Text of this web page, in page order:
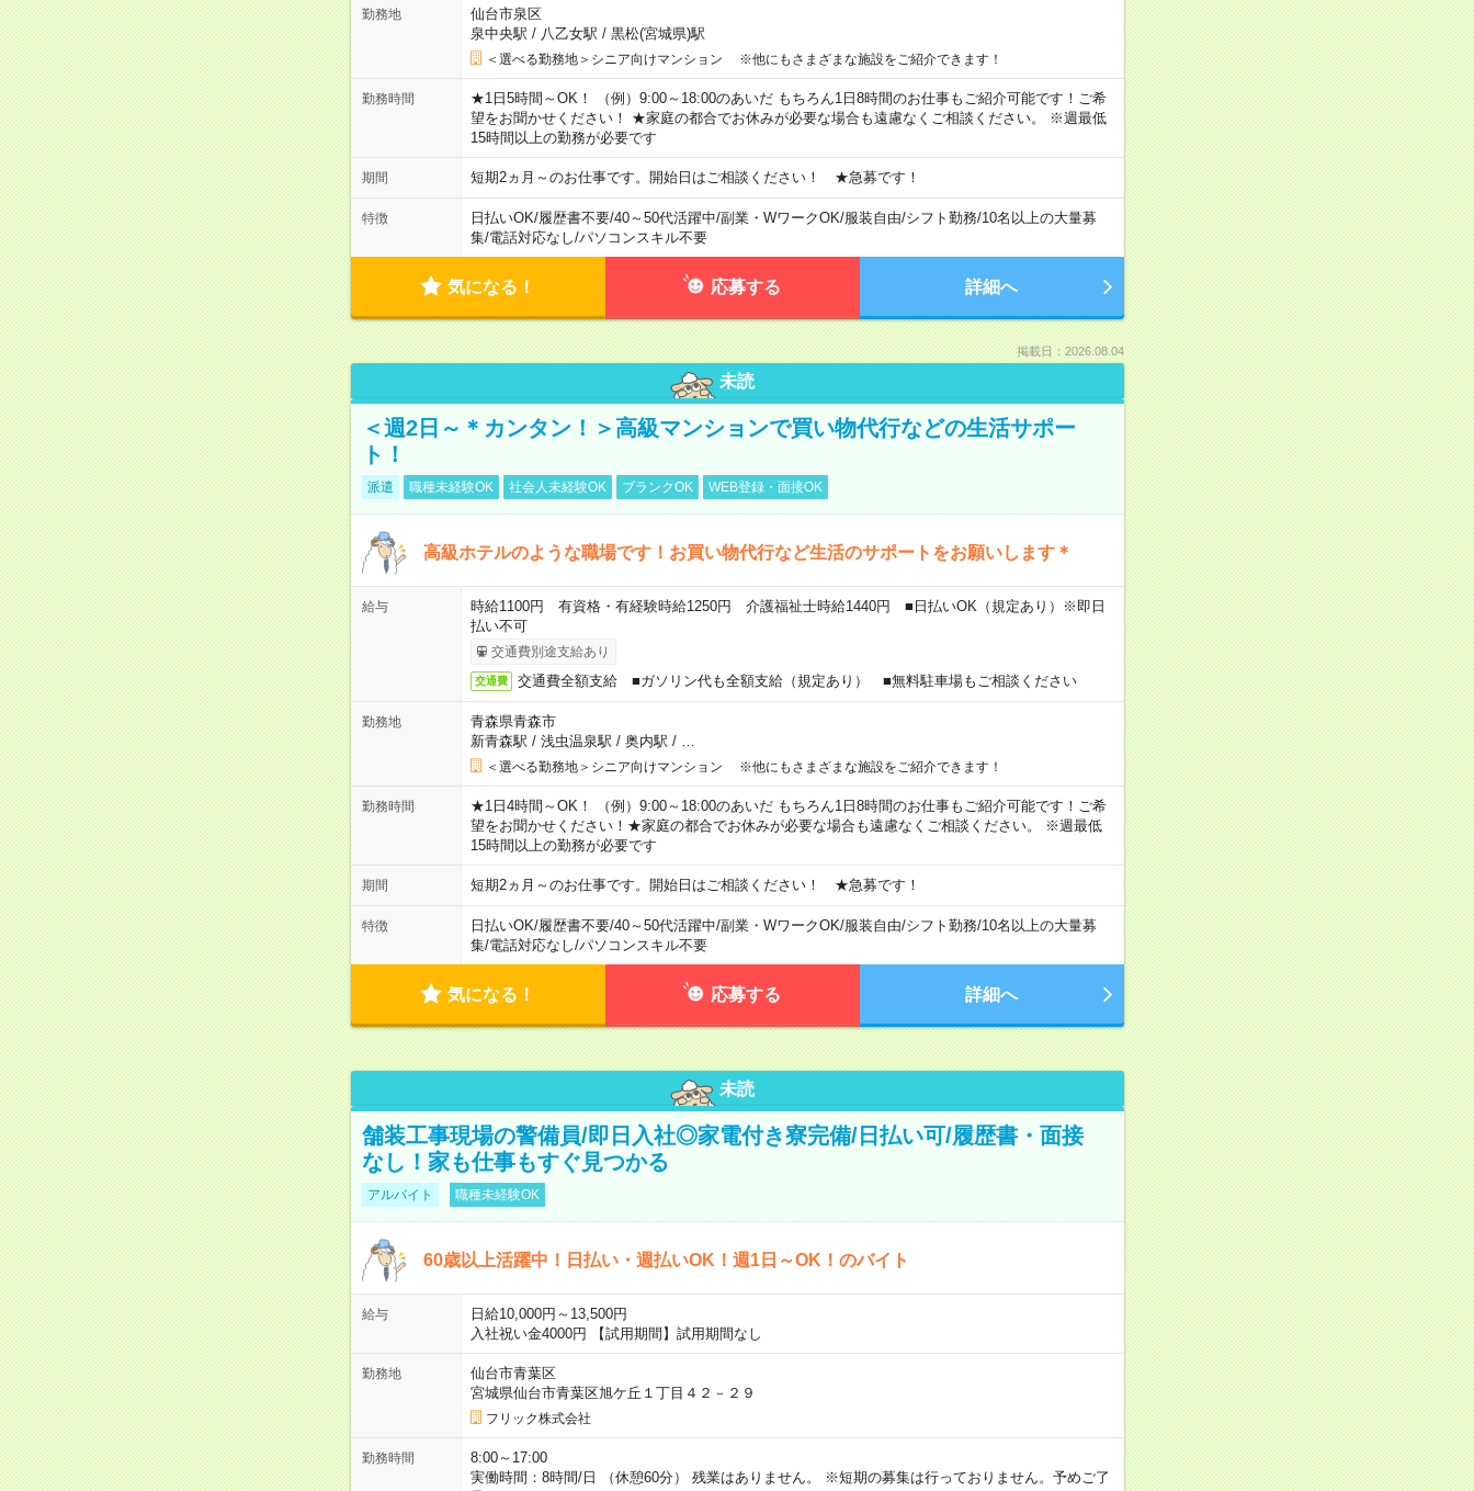
勤務地
仙台市泉区
泉中央駅 / 八乙女駅 / 黒松(宮城県)駅
＜選べる勤務地＞シニア向けマンション ※他にもさまざまな施設をご紹介できます！
勤務時間
★1日5時間～OK！ （例）9:00～18:00のあいだ もちろん1日8時間のお仕事もご紹介可能です！ご希
望をお聞かせください！ ★家庭の都合でお休みが必要な場合も遠慮なくご相談ください。 ※週最低
15時間以上の勤務が必要です
期間 短期2ヵ月～のお仕事です。開始日はご相談ください！ ★急募です！
特徴 日払いOK/履歴書不要/40～50代活躍中/副業・WワークOK/服装自由/シフト勤務/10名以上の大量募
集/電話対応なし/パソコンスキル不要
気になる！ 応募する 詳細へ
掲載日：2026.08.04
未読
＜週2日～＊カンタン！＞高級マンションで買い物代行などの生活サポー
ト！
派遣 職種未経験OK 社会人未経験OK ブランクOK WEB登録・面接OK
高級ホテルのような職場です！お買い物代行など生活のサポートをお願いします＊
給与
時給1100円 有資格・有経験時給1250円 介護福祉士時給1440円 ■日払いOK（規定あり）※即日
払い不可
交通費別途支給あり
交通費 交通費全額支給 ■ガソリン代も全額支給（規定あり） ■無料駐車場もご相談ください
勤務地
青森県青森市
新青森駅 / 浅虫温泉駅 / 奥内駅 /
＜選べる勤務地＞シニア向けマンション ※他にもさまざまな施設をご紹介できます！
勤務時間
★1日4時間～OK！ （例）9:00～18:00のあいだ もちろん1日8時間のお仕事もご紹介可能です！ご希
望をお聞かせください！★家庭の都合でお休みが必要な場合も遠慮なくご相談ください。 ※週最低
15時間以上の勤務が必要です
期間 短期2ヵ月～のお仕事です。開始日はご相談ください！ ★急募です！
特徴 日払いOK/履歴書不要/40～50代活躍中/副業・WワークOK/服装自由/シフト勤務/10名以上の大量募
集/電話対応なし/パソコンスキル不要
気になる！ 応募する 詳細へ
未読
舗装工事現場の警備員/即日入社◎家電付き寮完備/日払い可/履歴書・面接
なし！家も仕事もすぐ見つかる
アルバイト 職種未経験OK
60歳以上活躍中！日払い・週払いOK！週1日～OK！のバイト
給与
日給10,000円～13,500円
入社祝い金4000円 【試用期間】試用期間なし
勤務地
仙台市青葉区
宮城県仙台市青葉区旭ケ丘１丁目４２－２９
フリック株式会社
勤務時間
8:00～17:00
実働時間：8時間/日 （休憩60分） 残業はありません。 ※短期の募集は行っておりません。予めご了